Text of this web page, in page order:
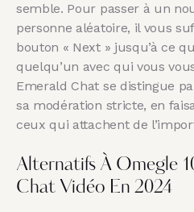
semble. Pour passer à un
personne aléatoire, il vous
bouton « Next » jusqu’à ce
quelqu’un avec qui vous
Emerald Chat se distingue
sa modération stricte, en
ceux qui attachent de
Alternatifs À Omegle
Chat Vidéo En 2024